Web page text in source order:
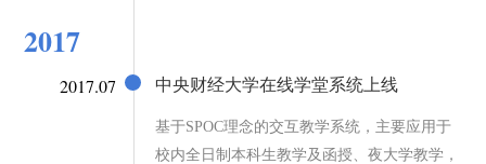
2017
2017.07 中央财经大学在线学堂系统上线
基于SPOC理念的交互教学系统，主要应用于
校内全日制本科生教学及函授、夜大学教学，